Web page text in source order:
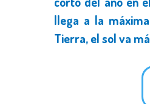
llega a la
Tierra, el sol va